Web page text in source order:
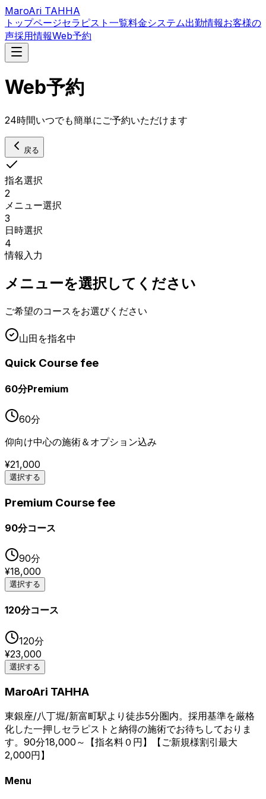
MaroAri TAHHA
トップページセラピスト一覧料金システム出勤情報お客様の
声採用情報Web予約
Web予約
24時間いつでも簡単にご予約いただけます
戻る
指名選択
2
メニュー選択
3
日時選択
4
情報入力
メニューを選択してください
ご希望のコースをお選びください
山田 を指名中
Quick Course fee
60分Premium
60分
仰向け中心の施術＆オプション込み
¥21,000
選択する
Premium Course fee
90分コース
90分
¥18,000
選択する
120分コース
120分
¥23,000
選択する
MaroAri TAHHA
東銀座/八丁堀/新富町駅より徒歩5分圏内。採用基準を厳格
化した一押しセラピストと納得の施術でお待ちしておりま
す。90分18,000～【指名料０円】【ご新規様割引最大
2,000円】
Menu